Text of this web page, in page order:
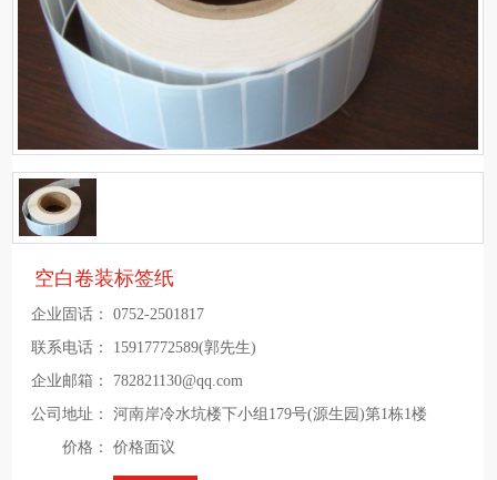
空白卷装标签纸
企业固话：
0752-2501817
联系电话：
15917772589(郭先生)
企业邮箱：
782821130@qq.com
公司地址：
河南岸冷水坑楼下小组179号(源生园)第1栋1楼
价格：
价格面议